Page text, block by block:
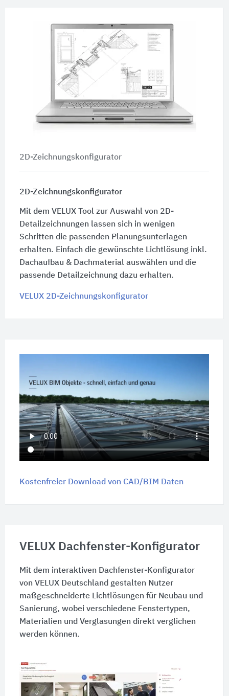
2D-Zeichnungskonfigurator
2D-Zeichnungskonfigurator
Mit dem VELUX Tool zur Auswahl von 2D-
Detailzeichnungen lassen sich in wenigen
Schritten die passenden Planungsunterlagen
erhalten. Einfach die gewünschte Lichtlösung inkl.
Dachaufbau & Dachmaterial auswählen und die
passende Detailzeichnung dazu erhalten.
VELUX 2D-Zeichnungskonfigurator
Kostenfreier Download von CAD/BIM Daten
VELUX Dachfenster-Konfigurator
Mit dem interaktiven Dachfenster-Konfigurator
von VELUX Deutschland gestalten Nutzer
maßgeschneiderte Lichtlösungen für Neubau und
Sanierung, wobei verschiedene Fenstertypen,
Materialien und Verglasungen direkt verglichen
werden können.